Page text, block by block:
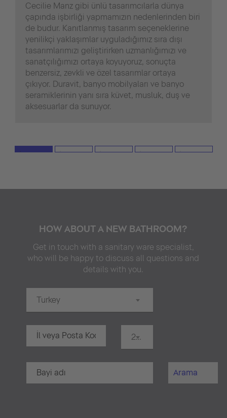
Cecilie Manz gibi ünlü tasarımcılarla dünya
çapında işbirliği yapmamızın nedenlerinden biri
de budur. Kanıtlanmış tasarım seçeneklerine
yenilikçi yaklaşımlar uyguladığımız sıra dışı
tasarımlarımızı geliştirirken uzmanlığımızı ve
sanatçılığımızı ortaya koyuyoruz, sonuçta
benzersiz, zevkli ve özel tasarımlar ortaya
çıkıyor. Duravit, banyo mobilyaları ve banyo
seramiklerinin yanı sıra küvet, musluk, duş ve
aksesuarlar da sunuyor.
HOW ABOUT A NEW BATHROOM?
Get in touch with a sanitary ware specialist,
who will be happy to discuss all questions and
details with you.
Turkey
20 km
Arama